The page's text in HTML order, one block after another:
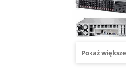
Pokaż większe